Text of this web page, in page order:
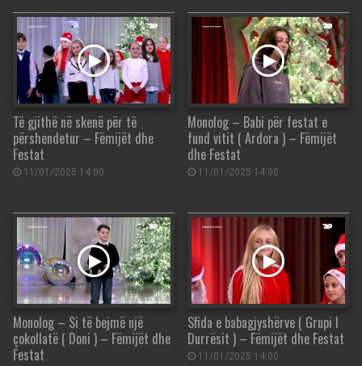
Të gjithë në skenë për të
përshendetur – Fëmijët dhe
Festat
11/01/2025 14:00
Monolog – Babi për festat e
fund vitit ( Ardora ) – Fëmijët
dhe Festat
11/01/2025 14:00
Monolog – Si të bejmë një
çokollatë ( Doni ) – Fëmijët dhe
Festat
Sfida e babagjyshërve ( Grupi I
Durrësit ) – Fëmijët dhe Festat
11/01/2025 14:00